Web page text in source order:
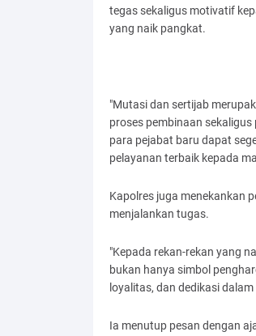
tegas sekaligus motivatif
yang naik pangkat.
"Mutasi dan sertijab
proses pembinaan
para pejabat baru dapat
pelayanan terbaik kepada
Kapolres juga menekankan
menjalankan tugas.
"Kepada rekan-rekan yang
bukan hanya simbol
loyalitas, dan dedikasi
Ia menutup pesan dengan